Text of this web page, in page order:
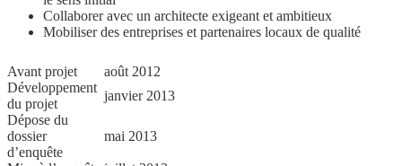
Collaborer avec un architecte exigeant et ambitieux
Mobiliser des entreprises et partenaires locaux de qualité
Avant projet
août 2012
Développement
du projet
janvier 2013
Dépose du
dossier
d’enquête
mai 2013